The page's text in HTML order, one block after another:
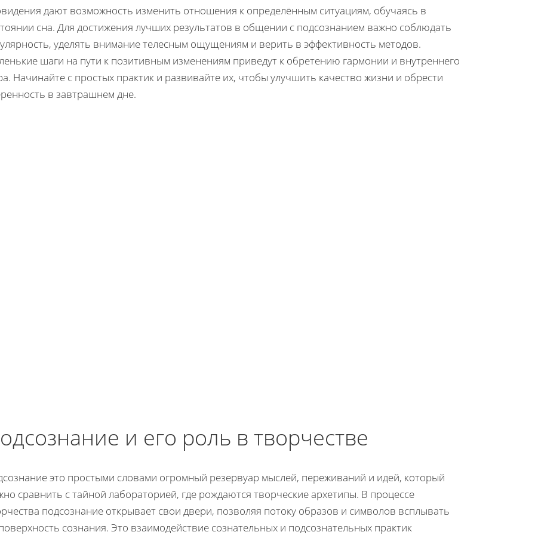
дают возможность изменить отношения к определённым ситуациям, обучаясь в
сна. Для достижения лучших результатов в общении с подсознанием важно соблюдать
уделять внимание телесным ощущениям и верить в эффективность методов.
шаги на пути к позитивным изменениям приведут к обретению гармонии и внутреннего
Начинайте с простых практик и развивайте их, чтобы улучшить качество жизни и обрести
в завтрашнем дне.
и его роль в творчестве
это простыми словами огромный резервуар мыслей, переживаний и идей, который
сравнить с тайной лабораторией, где рождаются творческие архетипы. В процессе
подсознание открывает свои двери, позволяя потоку образов и символов всплывать
сознания. Это взаимодействие сознательных и подсознательных практик